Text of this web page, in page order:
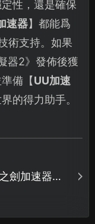
性，還是確保
速器】都能爲
術支持。如果
器2》發佈後獲
備【UU加速
的得力助手。
劍加速器優